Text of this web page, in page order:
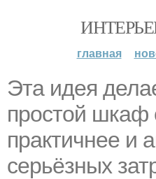
главная
Эта идея
простой шкаф
практичнее и
серьёзных